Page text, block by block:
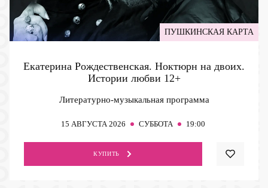
ПУШКИНСКАЯ КАРТА
Екатерина Рождественская. Ноктюрн на двоих.
Истории любви 12+
Литературно-музыкальная программа
15 АВГУСТА 2026 СУББОТА 19:00
КУПИТЬ